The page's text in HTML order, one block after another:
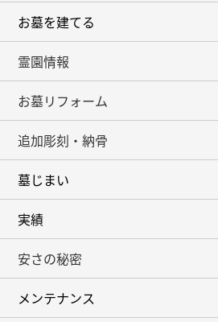
お墓を建てる
霊園情報
お墓リフォーム
追加彫刻・納骨
墓じまい
実績
安さの秘密
メンテナンス